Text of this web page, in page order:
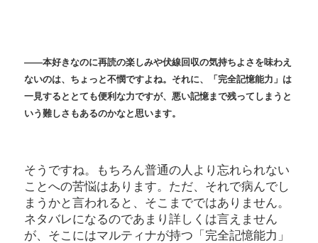
――本好きなのに再読の楽しみや伏線回収の気持ちよさを味わえ
ないのは、ちょっと不憫ですよね。それに、「完全記憶能力」は
一見するととても便利な力ですが、悪い記憶まで残ってしまうと
いう難しさもあるのかなと思います。
そうですね。もちろん普通の人より忘れられない
ことへの苦悩はあります。ただ、それで病んでし
まうかと言われると、そこまでではありません。
ネタバレになるのであまり詳しくは言えません
が、そこにはマルティナが持つ「完全記憶能力」